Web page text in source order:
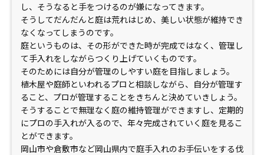
し、そうなると手をつけるのが嫌になってきます。
そうしてだんだんと庭は荒れはじめ、美しい状態が維持でき
なくなってしまうのです。
庭というものは、その形ができた時が完成ではなく、管理し
て手入れをしながらつくり上げていくものです。
そのためには自分が管理のしやすい庭を目指しましょう。
植木屋や庭師といわれるプロと相談しながら、自分が管理す
ること、プロが管理することをきちんと決めていきしょう。
そうすることで無理なく庭の維持管理ができますし、定期的
にプロの手入れが入るので、年々完成されていく庭を見るこ
とができます。
岡山市や倉敷市など岡山県内で庭手入れのお手伝いをする伐